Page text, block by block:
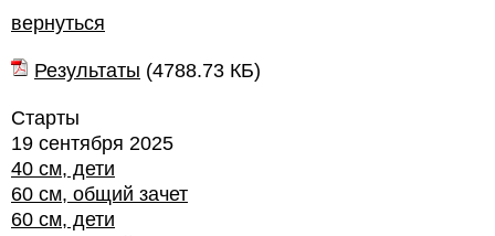
вернуться
Результаты (4788.73 КБ)
Старты
19 сентября 2025
40 см, дети
60 см, общий зачет
60 см, дети